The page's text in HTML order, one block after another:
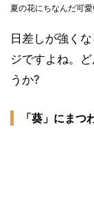
夏の花にちなんだ可
日差しが強く
ジですよね。
うか?
「葵」にまつ